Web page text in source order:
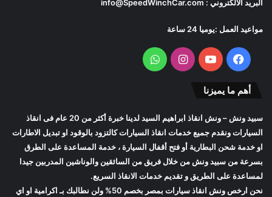
البريد الألكتروني : info@SpeedWinchCar.com
مواعيد العمل :يوميا 24 ساعة
فيسبوكيوتيوب انستقرامواتساب
أهم ما يميزنا
سبيد ونش
– ونش انقاذ ابراهيم السيد لدينا خبرة أكثر من 20 عام فى انقاذ
السيارات ونقدم جميع خدمات انقاذ السيارات كالتزود بالوقود او تبديل الاطارات
او خدمة شحن البطارية أو فتح أقفال السيارة ، خدمة المساعدة على الطرق
بسرعة من سبيد ونش من خلال فريق من السائقين والوناشين المدربين جيدا
لمساعدة على الطريق و تقديم خدمات الانقاذ السريع.
نحن ارخص ونش انقاذ سيارات
بمصر بخصم 50% ولن نطالبك بـ اكرامية او اي